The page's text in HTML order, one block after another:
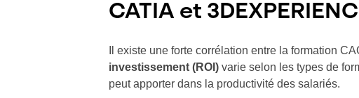
CATIA et
Il existe une forte corrélation entre la formation
investissement (ROI) varie selon les types de
peut apporter dans la productivité des salariés.